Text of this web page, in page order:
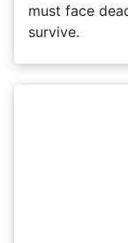
must face
survive.